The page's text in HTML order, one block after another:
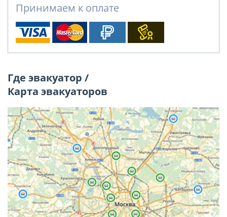
Принимаем к оплате
Где эвакуатор /
Карта эвакуаторов